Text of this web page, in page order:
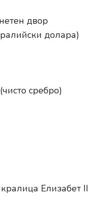
двор
долара)
сребро)
Елизабет II